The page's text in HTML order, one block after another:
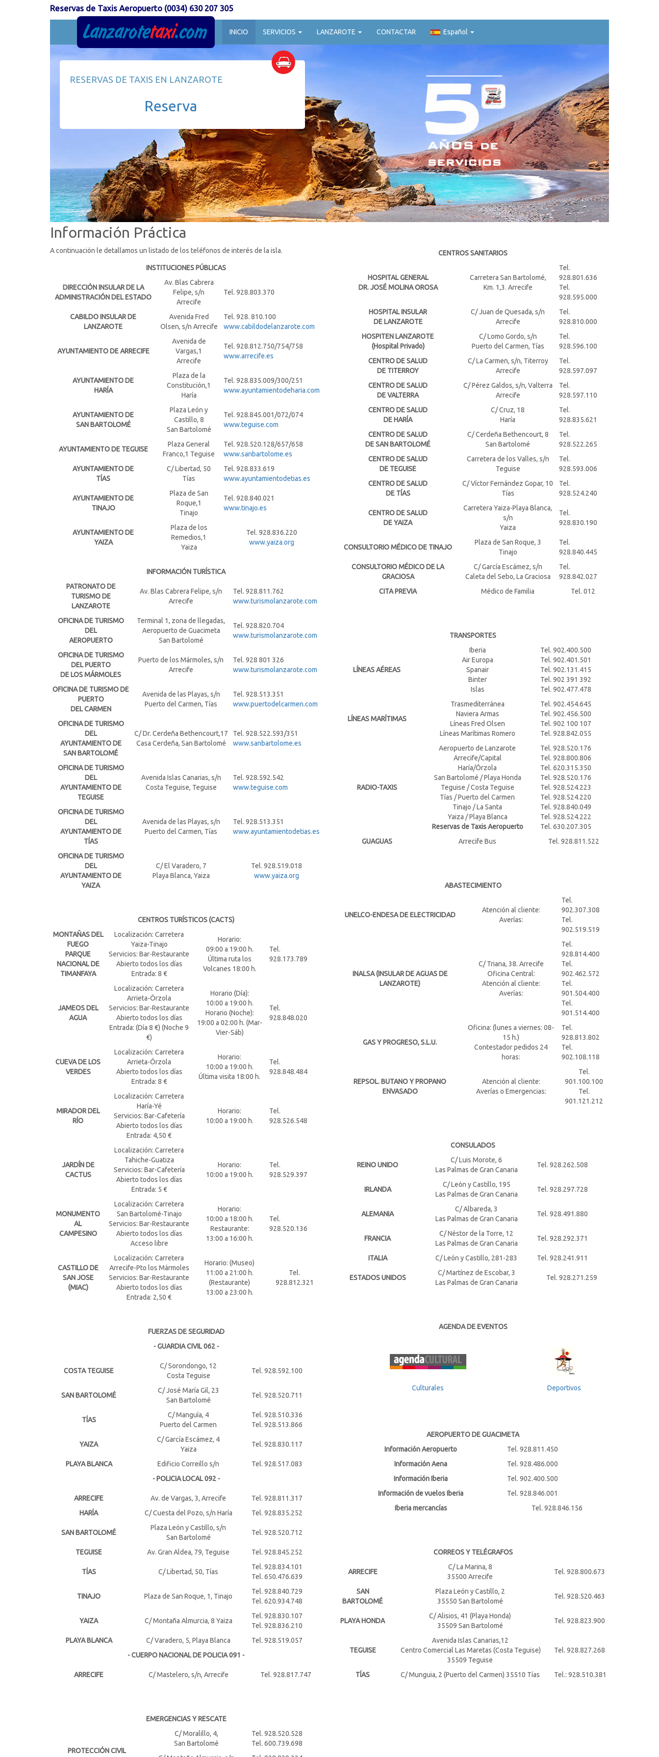
INICIO SERVICIOS LANZAROTE CONTACTAR Español
Reservas de Taxis Aeropuerto (0034) 630 207 305
RESERVAS DE TAXIS EN LANZAROTE
Reserva
Información Práctica
A continuación le detallamos un listado de los teléfonos de interés de la isla.
INSTITUCIONES PÚBLICAS
DIRECCIÓN INSULAR DE LA
ADMINISTRACIÓN DEL ESTADO
Av. Blas Cabrera
Felipe, s/n
Arrecife
Tel. 928.803.370
CABILDO INSULAR DE
LANZAROTE
Avenida Fred
Olsen, s/n Arrecife
Tel. 928. 810.100
www.cabildodelanzarote.com
AYUNTAMIENTO DE ARRECIFE
Avenida de
Vargas,1
Arrecife
Tel. 928.812.750/754/758
www.arrecife.es
AYUNTAMIENTO DE
HARÍA
Plaza de la
Constitución,1
Haría
Tel. 928.835.009/300/251
www.ayuntamientodeharia.com
AYUNTAMIENTO DE
SAN BARTOLOMÉ
Plaza León y
Castillo, 8
San Bartolomé
Tel. 928.845.001/072/074
www.teguise.com
AYUNTAMIENTO DE TEGUISE
Plaza General
Franco,1 Teguise
Tel. 928.520.128/657/658
www.sanbartolome.es
AYUNTAMIENTO DE
TÍAS
C/ Libertad, 50
Tías
Tel. 928.833.619
www.ayuntamientodetias.es
AYUNTAMIENTO DE
TINAJO
Plaza de San
Roque,1
Tinajo
Tel. 928.840.021
www.tinajo.es
AYUNTAMIENTO DE
YAIZA
Plaza de los
Remedios,1
Yaiza
Tel. 928.836.220
www.yaiza.org
INFORMACIÓN TURÍSTICA
PATRONATO DE
TURISMO DE
LANZAROTE
Av. Blas Cabrera Felipe, s/n
Arrecife
Tel. 928.811.762
www.turismolanzarote.com
OFICINA DE TURISMO
DEL
AEROPUERTO
Terminal 1, zona de llegadas,
Aeropuerto de Guacimeta
San Bartolomé
Tel. 928.820.704
www.turismolanzarote.com
OFICINA DE TURISMO
DEL PUERTO
DE LOS MÁRMOLES
Puerto de los Mármoles, s/n
Arrecife
Tel. 928 801 326
www.turismolanzarote.com
OFICINA DE TURISMO DE
PUERTO
DEL CARMEN
Avenida de las Playas, s/n
Puerto del Carmen, Tías
Tel. 928.513.351
www.puertodelcarmen.com
OFICINA DE TURISMO
DEL
AYUNTAMIENTO DE
SAN BARTOLOMÉ
C/ Dr. Cerdeña Bethencourt,17
Casa Cerdeña, San Bartolomé
Tel. 928.522.593/351
www.sanbartolome.es
OFICINA DE TURISMO
DEL
AYUNTAMIENTO DE
TEGUISE
Avenida Islas Canarias, s/n
Costa Teguise, Teguise
Tel. 928.592.542
www.teguise.com
OFICINA DE TURISMO
DEL
AYUNTAMIENTO DE
TÍAS
Avenida de las Playas, s/n
Puerto del Carmen, Tías
Tel. 928.513.351
www.ayuntamientodetias.es
OFICINA DE TURISMO
DEL
AYUNTAMIENTO DE
YAIZA
C/ El Varadero, 7
Playa Blanca, Yaiza
Tel. 928.519.018
www.yaiza.org
CENTROS TURÍSTICOS (CACTS)
MONTAÑAS DEL
FUEGO
PARQUE
NACIONAL DE
TIMANFAYA
Localización: Carretera
Yaiza-Tinajo
Servicios: Bar-Restaurante
Abierto todos los días
Entrada: 8 €
Horario:
09:00 a 19:00 h.
Última ruta los
Volcanes 18:00 h.
Tel.
928.173.789
JAMEOS DEL
AGUA
Localización: Carretera
Arrieta-Órzola
Servicios: Bar-Restaurante
Abierto todos los días
Entrada: (Día 8 €) (Noche 9
€)
Horario (Día):
10:00 a 19:00 h.
Horario (Noche):
19:00 a 02:00 h. (Mar-
Vier-Sáb)
Tel.
928.848.020
CUEVA DE LOS
VERDES
Localización: Carretera
Arrieta-Órzola
Abierto todos los días
Entrada: 8 €
Horario:
10:00 a 19:00 h.
Última visita 18:00 h.
Tel.
928.848.484
MIRADOR DEL
RÍO
Localización: Carretera
Haría-Yé
Servicios: Bar-Cafetería
Abierto todos los días
Entrada: 4,50 €
Horario:
10:00 a 19:00 h.
Tel.
928.526.548
JARDÍN DE
CACTUS
Localización: Carretera
Tahiche-Guatiza
Servicios: Bar-Cafetería
Abierto todos los días
Entrada: 5 €
Horario:
10:00 a 19:00 h.
Tel.
928.529.397
MONUMENTO
AL
CAMPESINO
Localización: Carretera
San Bartolomé-Tinajo
Servicios: Bar-Restaurante
Abierto todos los días
Acceso libre
Horario:
10:00 a 18:00 h.
Restaurante:
13:00 a 16:00 h.
Tel.
928.520.136
CASTILLO DE
SAN JOSE
(MIAC)
Localización: Carretera
Arrecife-Pto los Mármoles
Servicios: Bar-Restaurante
Abierto todos los días
Entrada: 2,50 €
Horario: (Museo)
11:00 a 21:00 h.
(Restaurante)
13:00 a 23:00 h.
Tel.
928.812.321
FUERZAS DE SEGURIDAD
- GUARDIA CIVIL 062 -
COSTA TEGUISE
C/ Sorondongo, 12
Costa Teguise
Tel. 928.592.100
SAN BARTOLOMÉ
C/ José María Gil, 23
San Bartolomé
Tel. 928.520.711
TÍAS
C/ Manguía, 4
Puerto del Carmen
Tel. 928.510.336
Tel. 928.513.866
YAIZA
C/ García Escámez, 4
Yaiza
Tel. 928.830.117
PLAYA BLANCA Edificio Correillo s/n
Tel. 928.517.083
- POLICIA LOCAL 092 -
ARRECIFE Av. de Vargas, 3, Arrecife
Tel. 928.811.317
HARÍA
C/ Cuesta del Pozo, s/n Haría Tel. 928.835.252
SAN BARTOLOMÉ
Plaza León y Castillo, s/n
San Bartolomé
Tel. 928.520.712
TEGUISE Av. Gran Aldea, 79, Teguise Tel. 928.845.252
TÍAS C/ Libertad, 50, Tías
Tel. 928.834.101
Tel. 650.476.639
TINAJO Plaza de San Roque, 1, Tinajo
Tel. 928.840.729
Tel. 620.934.748
YAIZA C/ Montaña Almurcia, 8 Yaiza
Tel. 928.830.107
Tel. 928.836.210
PLAYA BLANCA
C/ Varadero, 5, Playa Blanca
Tel. 928.519.057
- CUERPO NACIONAL DE POLICIA 091 -
ARRECIFE C/ Mastelero, s/n, Arrecife Tel. 928.817.747
EMERGENCIAS Y RESCATE
PROTECCIÓN CIVIL
C/ Moralillo, 4,
San Bartolomé
Tel. 928.520.528
Tel. 600.739.698
CENTROS SANITARIOS
HOSPITAL GENERAL
DR. JOSÉ MOLINA OROSA
Carretera San Bartolomé,
Km. 1,3. Arrecife
Tel.
928.801.636
Tel.
928.595.000
HOSPITAL INSULAR
DE LANZAROTE
C/ Juan de Quesada, s/n
Arrecife
Tel.
928.810.000
HOSPITEN LANZAROTE
(Hospital Privado)
C/ Lomo Gordo, s/n
Puerto del Carmen, Tías
Tel.
928.596.100
CENTRO DE SALUD
DE TITERROY
C/ La Carmen, s/n, Titerroy
Arrecife
Tel.
928.597.097
CENTRO DE SALUD
DE VALTERRA
C/ Pérez Galdos, s/n, Valterra
Arrecife
Tel.
928.597.110
CENTRO DE SALUD
DE HARÍA
C/ Cruz, 18
Haría
Tel.
928.835.621
CENTRO DE SALUD
DE SAN BARTOLOMÉ
C/ Cerdeña Bethencourt, 8
San Bartolomé
Tel.
928.522.265
CENTRO DE SALUD
DE TEGUISE
Carretera de los Valles, s/n
Teguise
Tel.
928.593.006
CENTRO DE SALUD
DE TÍAS
C/ Víctor Fernández Gopar, 10
Tías
Tel.
928.524.240
CENTRO DE SALUD
DE YAIZA
Carretera Yaiza-Playa Blanca,
s/n
Yaiza
Tel.
928.830.190
CONSULTORIO MÉDICO DE TINAJO
Plaza de San Roque, 3
Tinajo
Tel.
928.840.445
CONSULTORIO MÉDICO DE LA
GRACIOSA
C/ García Escámez, s/n
Caleta del Sebo, La Graciosa
Tel.
928.842.027
CITA PREVIA
Médico de Familia Tel. 012
TRANSPORTES
LÍNEAS AÉREAS
Iberia
Air Europa
Spanair
Binter
Islas
Tel. 902.400.500
Tel. 902.401.501
Tel. 902.131.415
Tel. 902 391 392
Tel. 902.477.478
LÍNEAS MARÍTIMAS
Trasmediterránea
Naviera Armas
Líneas Fred Olsen
Líneas Marítimas Romero
Tel. 902.454.645
Tel. 902.456.500
Tel. 902 100 107
Tel. 928.842.055
RADIO-TAXIS
Aeropuerto de Lanzarote
Arrecife/Capital
Haría/Órzola
San Bartolomé / Playa Honda
Teguise / Costa Teguise
Tías / Puerto del Carmen
Tinajo / La Santa
Yaiza / Playa Blanca
Reservas de Taxis Aeropuerto
Tel. 928.520.176
Tel. 928.800.806
Tel. 620.315.350
Tel. 928.520.176
Tel. 928.524.223
Tel. 928.524.220
Tel. 928.840.049
Tel. 928.524.222
Tel. 630.207.305
GUAGUAS
Arrecife Bus Tel. 928.811.522
ABASTECIMIENTO
UNELCO-ENDESA DE ELECTRICIDAD
Atención al cliente:
Averías:
Tel.
902.307.308
Tel.
902.519.519
INALSA (INSULAR DE AGUAS DE
LANZAROTE)
C/ Triana, 38. Arrecife
Oficina Central:
Atención al cliente:
Averías:
Tel.
928.814.400
Tel.
902.462.572
Tel.
901.504.400
Tel.
901.514.400
GAS Y PROGRESO, S.L.U.
Oficina: (lunes a viernes: 08-
15 h.)
Contestador pedidos 24
horas:
Tel.
928.813.802
Tel.
902.108.118
REPSOL. BUTANO Y PROPANO
ENVASADO
Atención al cliente:
Averías o Emergencias:
Tel.
901.100.100
Tel.
901.121.212
CONSULADOS
REINO UNIDO
C/ Luis Morote, 6
Las Palmas de Gran Canaria
Tel. 928.262.508
IRLANDA
C/ León y Castillo, 195
Las Palmas de Gran Canaria
Tel. 928.297.728
ALEMANIA
C/ Albareda, 3
Las Palmas de Gran Canaria
Tel. 928.491.880
FRANCIA
C/ Néstor de la Torre, 12
Las Palmas de Gran Canaria
Tel. 928.292.371
ITALIA C/ León y Castillo, 281-283 Tel. 928.241.911
ESTADOS UNIDOS
C/ Martínez de Escobar, 3
Las Palmas de Gran Canaria
Tel. 928.271.259
AGENDA DE EVENTOS
Culturales Deportivos
AEROPUERTO DE GUACIMETA
Información Aeropuerto
Tel. 928.811.450
Información Aena
Tel. 928.486.000
Información Iberia
Tel. 902.400.500
Información de vuelos Iberia
Tel. 928.846.001
Iberia mercancías
Tel. 928.846.156
CORREOS Y TELÉGRAFOS
ARRECIFE
C/ La Marina, 8
35500 Arrecife
Tel. 928.800.673
SAN
BARTOLOMÉ
Plaza León y Castillo, 2
35550 San Bartolomé
Tel. 928.520.463
PLAYA HONDA
C/ Alisios, 41 (Playa Honda)
35509 San Bartolomé
Tel. 928.823.900
TEGUISE
Avenida Islas Canarias,12
Centro Comercial Las Maretas (Costa Teguise)
35509 Teguise
Tel. 928.827.268
TÍAS C/ Munguia, 2 (Puerto del Carmen) 35510 Tías Tel.: 928.510.381